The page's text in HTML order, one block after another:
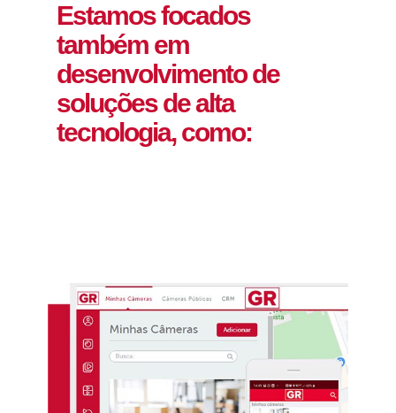
Estamos focados
também em
desenvolviment​o de
soluções de alta
tecnologia, como: